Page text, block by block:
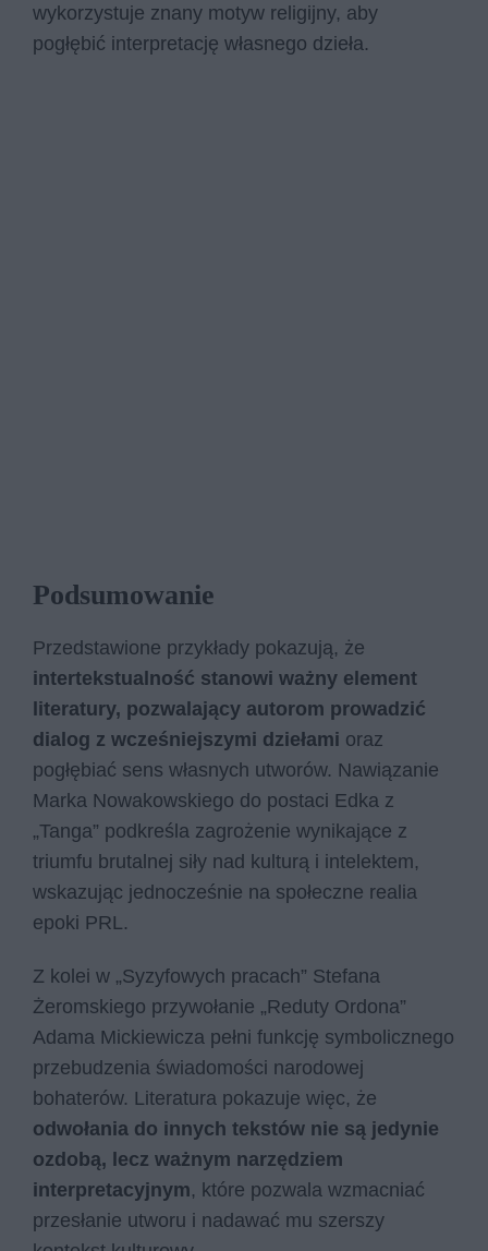
wykorzystuje znany motyw religijny, aby
pogłębić interpretację własnego dzieła.
Podsumowanie
Przedstawione przykłady pokazują, że
intertekstualność stanowi ważny element
literatury, pozwalający autorom prowadzić
dialog z wcześniejszymi dziełami oraz
pogłębiać sens własnych utworów. Nawiązanie
Marka Nowakowskiego do postaci Edka z
„Tanga” podkreśla zagrożenie wynikające z
triumfu brutalnej siły nad kulturą i intelektem,
wskazując jednocześnie na społeczne realia
epoki PRL.
Z kolei w „Syzyfowych pracach” Stefana
Żeromskiego przywołanie „Reduty Ordona”
Adama Mickiewicza pełni funkcję symbolicznego
przebudzenia świadomości narodowej
bohaterów. Literatura pokazuje więc, że
odwołania do innych tekstów nie są jedynie
ozdobą, lecz ważnym narzędziem
interpretacyjnym, które pozwala wzmacniać
przesłanie utworu i nadawać mu szerszy